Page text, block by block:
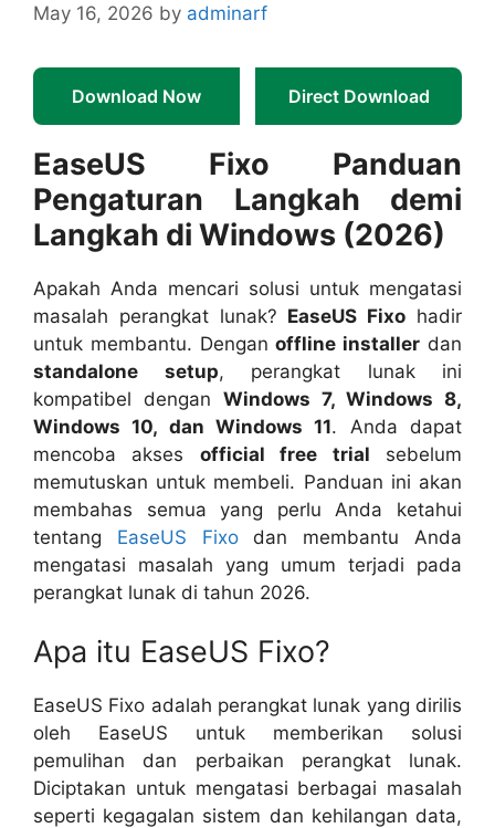
May 16, 2026 by adminarf
Download Now Direct Download
EaseUS Fixo Panduan
Pengaturan Langkah demi
Langkah di Windows (2026)
Apakah Anda mencari solusi untuk mengatasi
masalah perangkat lunak? EaseUS Fixo hadir
untuk membantu. Denganoffline installer dan
standalone setup, perangkat lunak ini
kompatibel dengan Windows 7, Windows 8,
Windows 10, dan Windows 11. Anda dapat
mencoba akses official free trial sebelum
memutuskan untuk membeli. Panduan ini akan
membahas semua yang perlu Anda ketahui
tentang EaseUS Fixodan membantu Anda
mengatasi masalah yang umum terjadi pada
perangkat lunak di tahun 2026.
Apa itu EaseUS Fixo?
EaseUS Fixo adalah perangkat lunak yang dirilis
oleh EaseUS untuk memberikan solusi
pemulihan dan perbaikan perangkat lunak.
Diciptakan untuk mengatasi berbagai masalah
seperti kegagalan sistem dan kehilangan data,